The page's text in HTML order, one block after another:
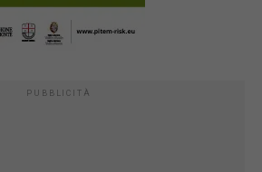
PUBBLICITÀ